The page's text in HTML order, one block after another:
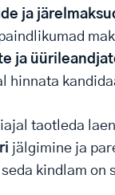
ja
ja
hinnata
taotleda
jälgimine ja
kindlam